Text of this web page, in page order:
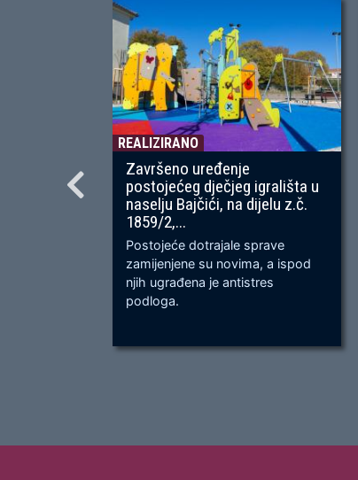
REALIZIRANO
Završeno uređenje
postojećeg dječjeg igrališta u
naselju Bajčići, na dijelu z.č.
1859/2,...
Postojeće dotrajale sprave
zamijenjene su novima, a ispod
njih ugrađena je antistres
podloga.